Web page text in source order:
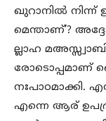
ഖുറാനിൽ നിന്ന്
മെന്താണ്’?
ല്ലാഹ
രോടൊപ്പമാണ്
നഃപാഠമാക്കി.
എന്നെ ആര്